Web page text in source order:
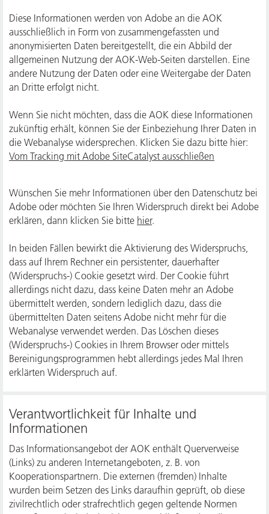
Diese Informationen werden von Adobe an die AOK
ausschließlich in Form von zusammengefassten und
anonymisierten Daten bereitgestellt, die ein Abbild der
allgemeinen Nutzung der AOK-Web-Seiten darstellen. Eine
andere Nutzung der Daten oder eine Weitergabe der Daten
an Dritte erfolgt nicht.
Wenn Sie nicht möchten, dass die AOK diese Informationen
zukünftig erhält, können Sie der Einbeziehung Ihrer Daten in
die Webanalyse widersprechen. Klicken Sie dazu bitte hier:
Vom Tracking mit Adobe SiteCatalyst ausschließen
Wünschen Sie mehr Informationen über den Datenschutz bei
Adobe oder möchten Sie Ihren Widerspruch direkt bei Adobe
erklären, dann klicken Sie bitte hier.
In beiden Fällen bewirkt die Aktivierung des Widerspruchs,
dass auf Ihrem Rechner ein persistenter, dauerhafter
(Widerspruchs-) Cookie gesetzt wird. Der Cookie führt
allerdings nicht dazu, dass keine Daten mehr an Adobe
übermittelt werden, sondern lediglich dazu, dass die
übermittelten Daten seitens Adobe nicht mehr für die
Webanalyse verwendet werden. Das Löschen dieses
(Widerspruchs-) Cookies in Ihrem Browser oder mittels
Bereinigungsprogrammen hebt allerdings jedes Mal Ihren
erklärten Widerspruch auf.
Verantwortlichkeit für Inhalte und
Informationen
Das Informationsangebot der AOK enthält Querverweise
(Links) zu anderen Internetangeboten, z. B. von
Kooperationspartnern. Die externen (fremden) Inhalte
wurden beim Setzen des Links daraufhin geprüft, ob diese
zivilrechtlich oder strafrechtlich gegen geltende Normen